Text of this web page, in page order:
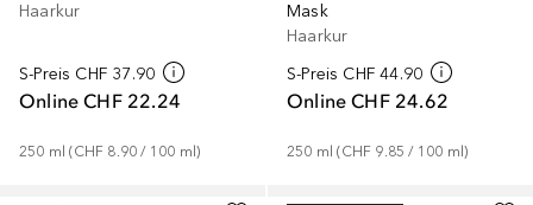
Haarkur
S-Preis CHF 37.90
Online CHF 22.24
250 ml (CHF 8.90 / 100 ml)
Mask
Haarkur
S-Preis CHF 44.90
Online CHF 24.62
250 ml (CHF 9.85 / 100 ml)